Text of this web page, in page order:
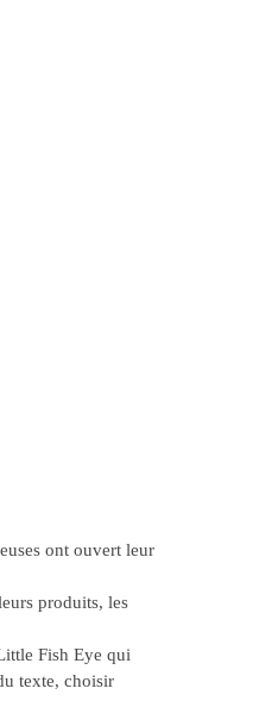
ont ouvert leur
produits, les
Fish Eye qui
texte, choisir